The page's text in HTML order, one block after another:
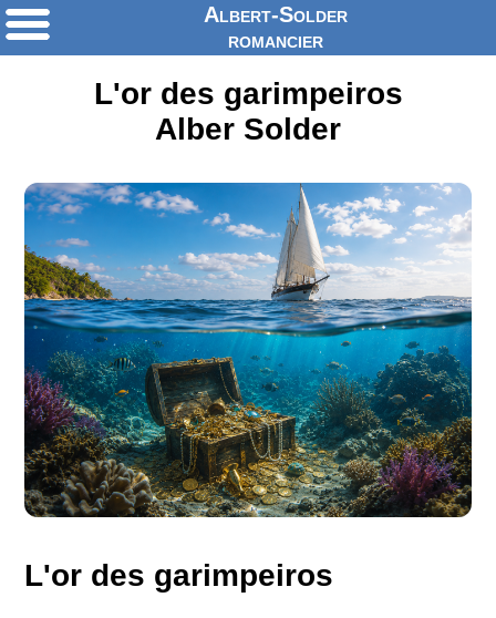
Albert-Solder
romancier
L'or des garimpeiros
Alber Solder
L'or des garimpeiros